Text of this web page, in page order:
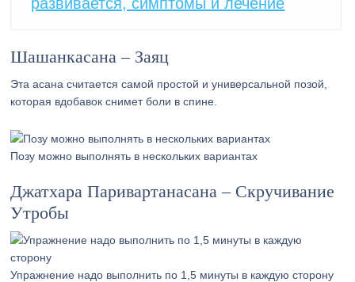
Шашанкасана – Заяц
Эта асана считается самой простой и универсальной позой,
которая вдобавок снимет боли в спине.
Позу можно выполнять в нескольких вариантах
Джатхара Паривартанасана – Скручивание
Утробы
Упражнение надо выполнить по 1,5 минуты в каждую сторону